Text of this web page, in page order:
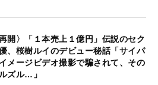
再開〉「１本売上１億円」伝説のセク
、桜樹ルイのデビュー秘話「サイパ
メージビデオ撮影で騙されて、その
ズル…」